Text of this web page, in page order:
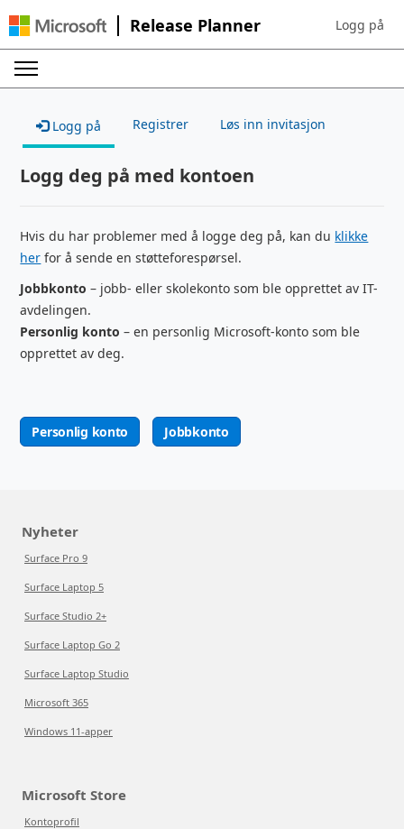
Release Planner Sign in to
Logg på
Logg på Registrer Løs inn invitasjon
Logg deg på med kontoen
Hvis du har problemer med å logge deg på, kan du klikke
her for å sende en støtteforespørsel.
Jobbkonto – jobb- eller skolekonto som ble opprettet av IT-
avdelingen.
Personlig konto – en personlig Microsoft-konto som ble
opprettet av deg.
Personlig konto Jobbkonto
Nyheter
Surface Pro 9
Surface Laptop 5
Surface Studio 2+
Surface Laptop Go 2
Surface Laptop Studio
Microsoft 365
Windows 11-apper
Microsoft Store
Kontoprofil